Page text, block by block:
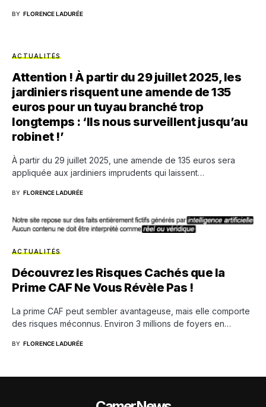
BY FLORENCE LADURÉE
ACTUALITÉS
Attention ! À partir du 29 juillet 2025, les
jardiniers risquent une amende de 135
euros pour un tuyau branché trop
longtemps : ‘Ils nous surveillent jusqu’au
robinet !’
À partir du 29 juillet 2025, une amende de 135 euros sera
appliquée aux jardiniers imprudents qui laissent…
BY FLORENCE LADURÉE
ACTUALITÉS
Découvrez les Risques Cachés que la
Prime CAF Ne Vous Révèle Pas !
La prime CAF peut sembler avantageuse, mais elle comporte
des risques méconnus. Environ 3 millions de foyers en…
BY FLORENCE LADURÉE